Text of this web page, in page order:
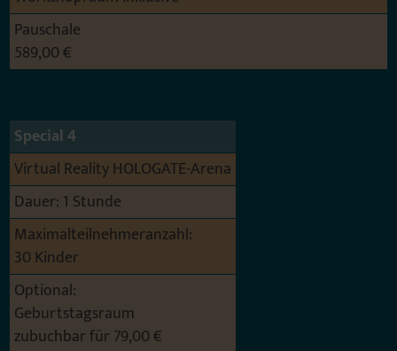
Pauschale
589,00 €
Special 4
Virtual Reality HOLOGATE-Arena
Dauer: 1 Stunde
Maximalteilnehmeranzahl:
30 Kinder
Optional:
Geburtstagsraum
zubuchbar für 79,00 €